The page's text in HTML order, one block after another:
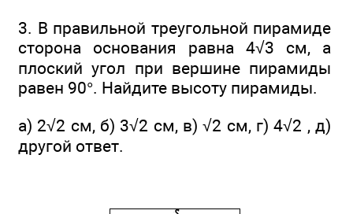
3. В правильной треугольной пирамиде
сторона основания равна 4√3 см, а
плоский угол при вершине пирамиды
равен 90°. Найдите высоту пирамиды.
а) 2√2 см, б) 3√2 см, в) √2 см, г) 4√2 , д)
другой ответ.